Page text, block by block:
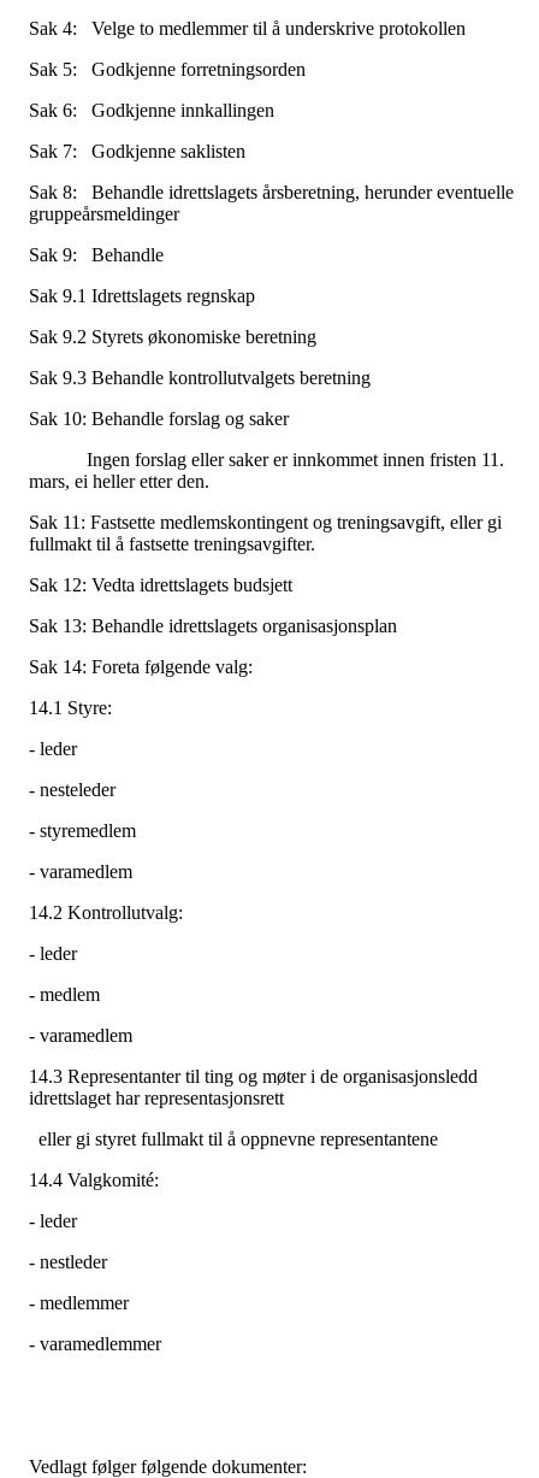
Sak 4: Velge to medlemmer til å underskrive protokollen
Sak 5: Godkjenne forretningsorden
Sak 6: Godkjenne innkallingen
Sak 7: Godkjenne saklisten
Sak 8: Behandle idrettslagets årsberetning, herunder eventuelle
gruppeårsmeldinger
Sak 9: Behandle
Sak 9.1 Idrettslagets regnskap
Sak 9.2 Styrets økonomiske beretning
Sak 9.3 Behandle kontrollutvalgets beretning
Sak 10: Behandle forslag og saker
Ingen forslag eller saker er innkommet innen fristen 11.
mars, ei heller etter den.
Sak 11: Fastsette medlemskontingent og treningsavgift, eller gi
fullmakt til å fastsette treningsavgifter.
Sak 12: Vedta idrettslagets budsjett
Sak 13: Behandle idrettslagets organisasjonsplan
Sak 14: Foreta følgende valg:
14.1 Styre:
- leder
- nesteleder
- styremedlem
- varamedlem
14.2 Kontrollutvalg:
- leder
- medlem
- varamedlem
14.3 Representanter til ting og møter i de organisasjonsledd
idrettslaget har representasjonsrett
eller gi styret fullmakt til å oppnevne representantene
14.4 Valgkomité:
- leder
- nestleder
- medlemmer
- varamedlemmer
Vedlagt følger følgende dokumenter: